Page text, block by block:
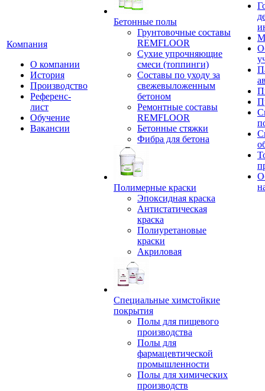
Компания
О компании
История
Производство
Референс-
лист
Обучение
Вакансии
Бетонные полы
Грунтовочные составы
REMFLOOR
Сухие упрочняющие
смеси (топпинги)
Составы по уходу за
свежевыложенным
бетоном
Ремонтные составы
REMFLOOR
Бетонные стяжки
Фибра для бетона
Полимерные краски
Эпоксидная краска
Антистатическая
краска
Полиуретановые
краски
Акриловая
Специальные химстойкие
покрытия
Полы для пищевого
производства
Полы для
фармацевтической
промышленности
Полы для химических
производств